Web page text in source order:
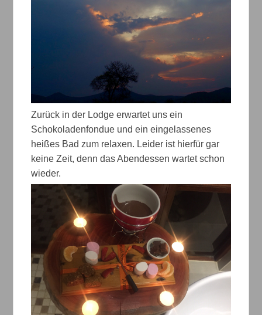
Zurück in der Lodge erwartet uns ein
Schokoladenfondue und ein eingelassenes
heißes Bad zum relaxen. Leider ist hierfür gar
keine Zeit, denn das Abendessen wartet schon
wieder.